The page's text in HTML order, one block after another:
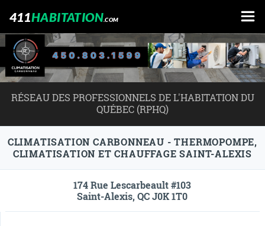
411HABITATION.COM
RÉSEAU DES PROFESSIONNELS DE L'HABITATION DU
QUÉBEC (RPHQ)
CLIMATISATION CARBONNEAU - THERMOPOMPE,
CLIMATISATION ET CHAUFFAGE SAINT-ALEXIS
174 Rue Lescarbeault #103
Saint-Alexis, QC J0K 1T0